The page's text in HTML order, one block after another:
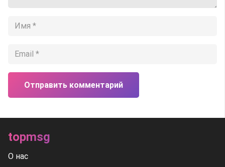
Отправить комментарий
topmsg
О нас